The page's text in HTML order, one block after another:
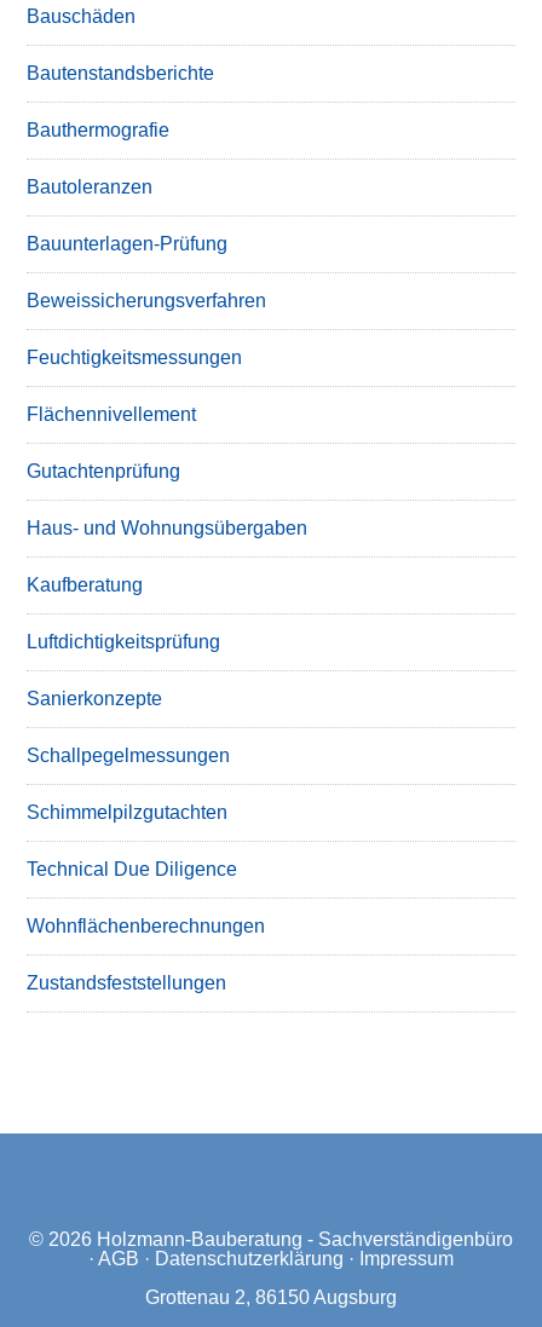
Bauschäden
Bautenstandsberichte
Bauthermografie
Bautoleranzen
Bauunterlagen-Prüfung
Beweissicherungsverfahren
Feuchtigkeitsmessungen
Flächennivellement
Gutachtenprüfung
Haus- und Wohnungsübergaben
Kaufberatung
Luftdichtigkeitsprüfung
Sanierkonzepte
Schallpegelmessungen
Schimmelpilzgutachten
Technical Due Diligence
Wohnflächenberechnungen
Zustandsfeststellungen
© 2026 Holzmann-Bauberatung - Sachverständigenbüro
· AGB · Datenschutzerklärung · Impressum
Grottenau 2, 86150 Augsburg